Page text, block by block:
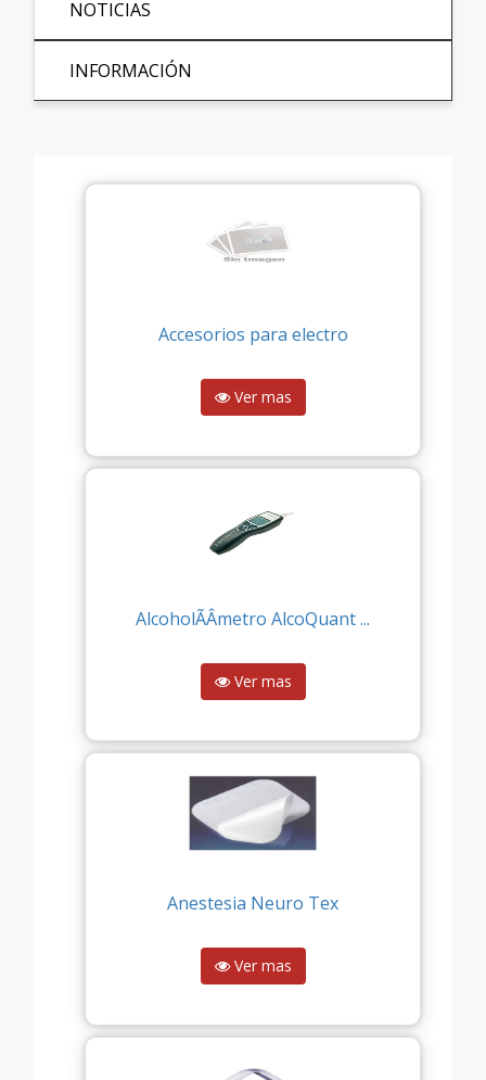
NOTICIAS
INFORMACIÓN
Accesorios para electro
Ver mas
AlcoholÃÂ­metro AlcoQuant ...
Ver mas
Anestesia Neuro Tex
Ver mas